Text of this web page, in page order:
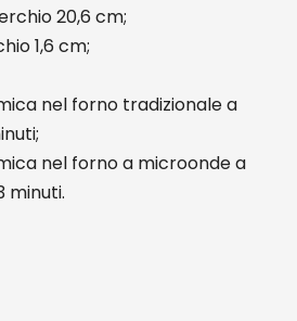
20,6 cm;
1,6 cm;
nel forno tradizionale a
nel forno a microonde a
minuti.